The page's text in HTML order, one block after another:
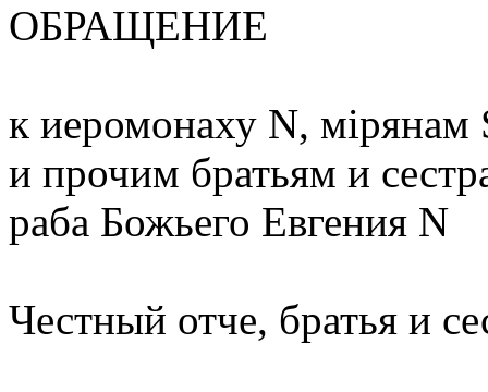
ОБРАЩЕНИЕ
к иеромонаху N, мiрянам
и прочим братьям и
раба Божьего Евгения N
Честный отче, братья и